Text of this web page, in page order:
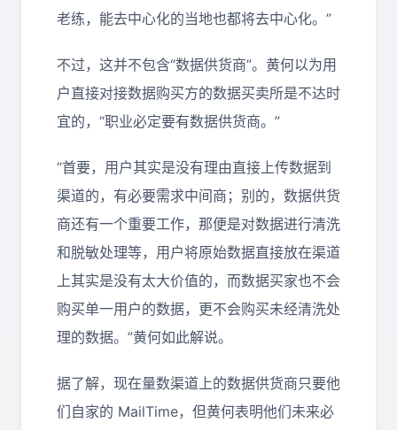
老练，能去中心化的当地也都将去中心化。”
不过，这并不包含“数据供货商”。黄何以为用
户直接对接数据购买方的数据买卖所是不达时
宜的，“职业必定要有数据供货商。”
“首要，用户其实是没有理由直接上传数据到
渠道的，有必要需求中间商；别的，数据供货
商还有一个重要工作，那便是对数据进行清洗
和脱敏处理等，用户将原始数据直接放在渠道
上其实是没有太大价值的，而数据买家也不会
购买单一用户的数据，更不会购买未经清洗处
理的数据。”黄何如此解说。
据了解，现在量数渠道上的数据供货商只要他
们自家的 MailTime，但黄何表明他们未来必